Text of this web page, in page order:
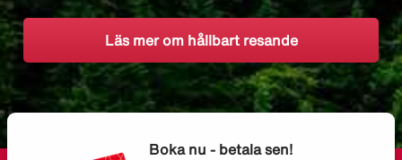
Läs mer om hållbart resande
Boka nu - betala sen!